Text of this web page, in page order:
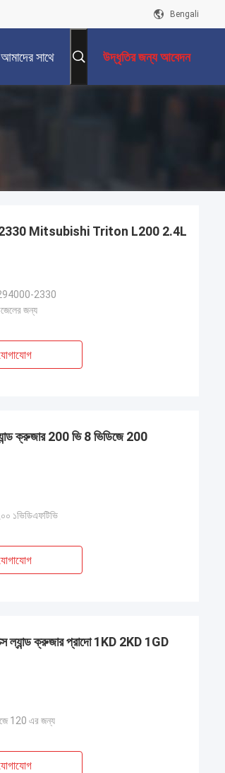
Bengali
আমাদের সাথে উদ্ধৃতির জন্য আবেদন
Mitsubishi Triton L200 2.4L
2330
জন্য
ক্রুজার 200 ভি 8 ভিডিজে 200
১ভিডিএফটিভি
ল্যান্ড ক্রুজার প্রাদো 1KD 2KD 1GD
120 এর জন্য